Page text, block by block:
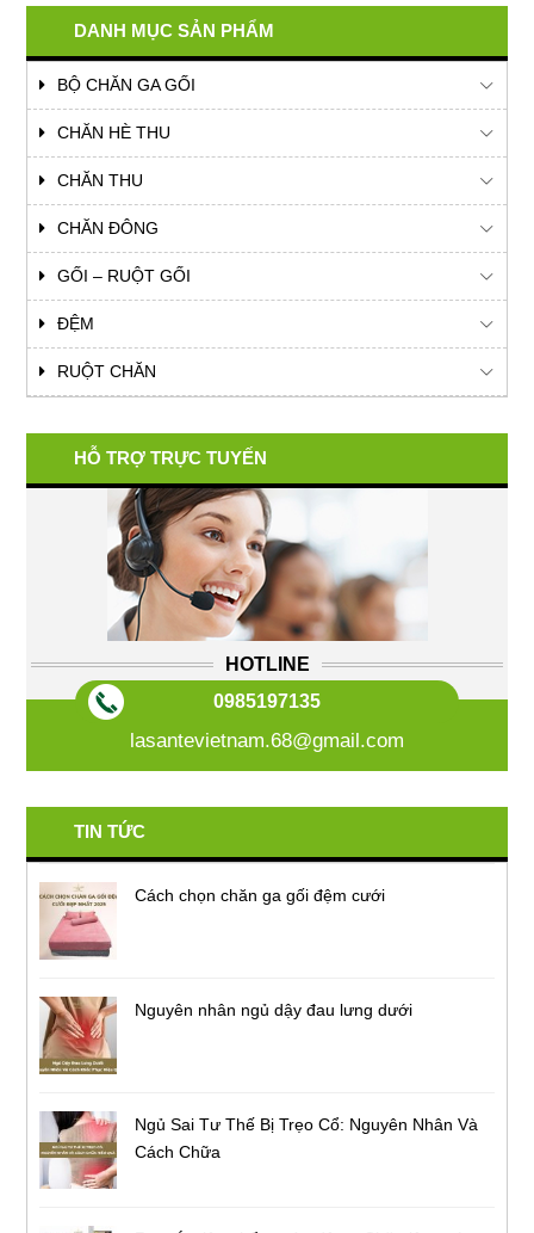
DANH MỤC SẢN PHẨM
BỘ CHĂN GA GỐI
CHĂN HÈ THU
CHĂN THU
CHĂN ĐÔNG
GỐI – RUỘT GỐI
ĐỆM
RUỘT CHĂN
HỖ TRỢ TRỰC TUYẾN
HOTLINE
0985197135
lasantevietnam.68@gmail.com
TIN TỨC
Cách chọn chăn ga gối đệm cưới
Nguyên nhân ngủ dậy đau lưng dưới
Ngủ Sai Tư Thế Bị Trẹo Cổ: Nguyên Nhân Và
Cách Chữa